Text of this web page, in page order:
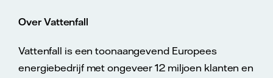
Over Vattenfall
Vattenfall is een toonaangevend Europees
energiebedrijf met ongeveer 12 miljoen klanten en